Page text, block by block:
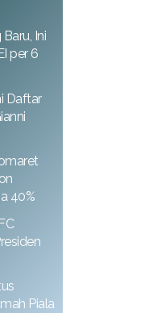
Ini
per 6
Daftar
40%
Piala